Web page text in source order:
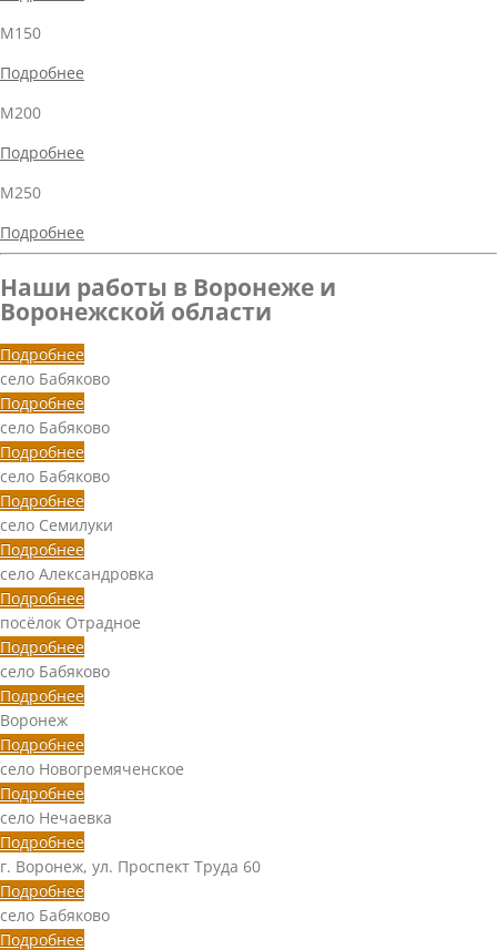
М150
Подробнее
М200
Подробнее
М250
Подробнее
Наши работы в Воронеже и
Воронежской области
Подробнее
село Бабяково
Подробнее
село Бабяково
Подробнее
село Бабяково
Подробнее
село Семилуки
Подробнее
село Александровка
Подробнее
посёлок Отрадное
Подробнее
село Бабяково
Подробнее
Воронеж
Подробнее
село Новогремяченское
Подробнее
село Нечаевка
Подробнее
г. Воронеж, ул. Проспект Труда 60
Подробнее
село Бабяково
Подробнее